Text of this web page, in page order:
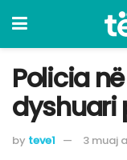
Policia
dyshuari
by teve1 3 muaj